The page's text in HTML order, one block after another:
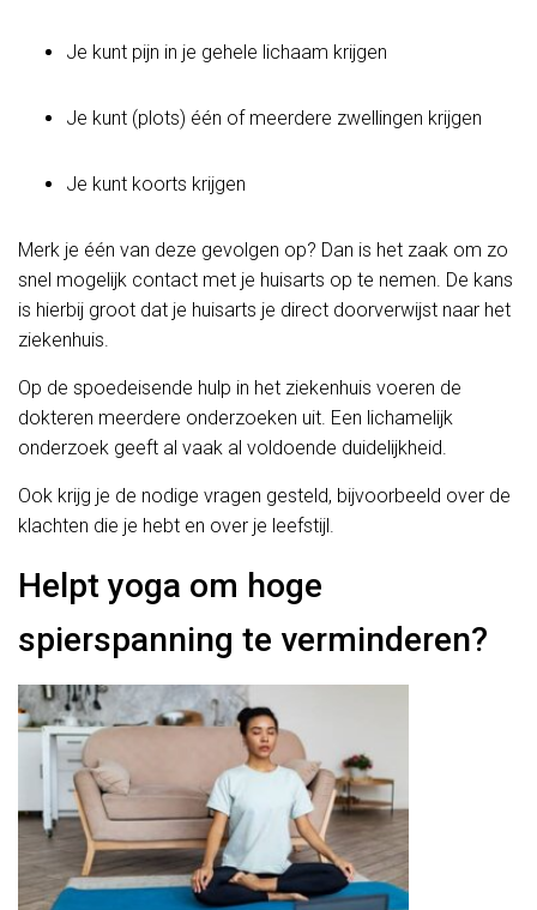
Je kunt pijn in je gehele lichaam krijgen
Je kunt (plots) één of meerdere zwellingen krijgen
Je kunt koorts krijgen
Merk je één van deze gevolgen op? Dan is het zaak om zo
snel mogelijk contact met je huisarts op te nemen. De kans
is hierbij groot dat je huisarts je direct doorverwijst naar het
ziekenhuis.
Op de spoedeisende hulp in het ziekenhuis voeren de
dokteren meerdere onderzoeken uit. Een lichamelijk
onderzoek geeft al vaak al voldoende duidelijkheid.
Ook krijg je de nodige vragen gesteld, bijvoorbeeld over de
klachten die je hebt en over je leefstijl.
Helpt yoga om hoge
spierspanning te verminderen?